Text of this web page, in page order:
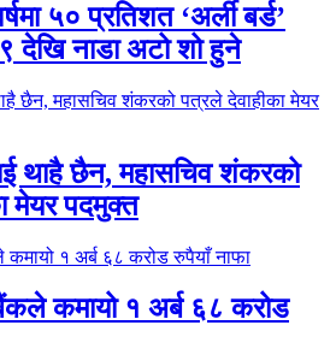
५० प्रतिशत ‘अर्ली बर्ड’
देखि नाडा अटो शो हुने
थाहै छैन, महासचिव शंकरको
मेयर पदमुक्त
कमायो १ अर्ब ६८ करोड